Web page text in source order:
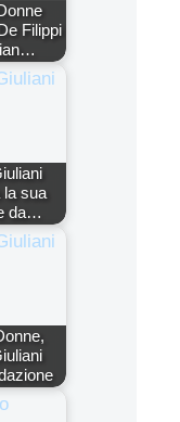
Filippi
la sua
da…